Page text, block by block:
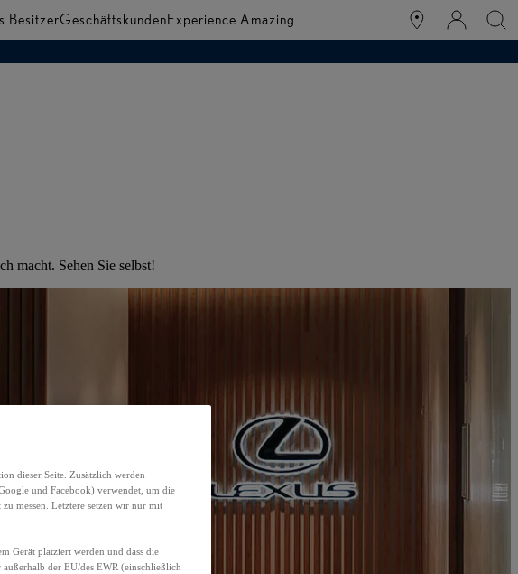
BesitzerGeschäftskundenExperience Amazing
macht. Sehen Sie selbst!
dieser Seite. Zusätzlich werden
und Facebook) verwendet, um die
messen. Letztere setzen wir nur mit
Gerät platziert werden und dass die
der EU/des EWR (einschließlich